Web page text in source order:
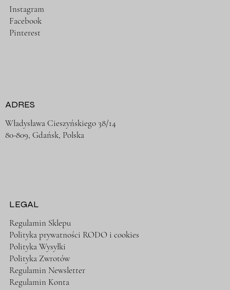
LEGAL
Regulamin Sklepu
Polityka prywatności RODO i cookies
Polityka Wysyłki
Polityka Zwrotów
Regulamin Newsletter
Regulamin Konta
ADRES
Władysława Cieszyńskiego 38/14
80-809, Gdańsk, Polska
Instagram
Facebook
Pinterest